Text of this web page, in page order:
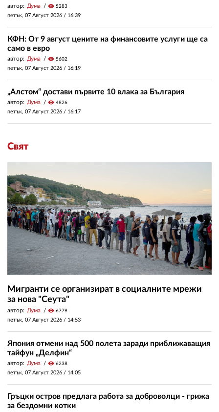
автор: Дума visibility 5283
петък, 07 Август 2026 / 16:39
КФН: От 9 август цените на финансовите услуги ще са
само в евро
автор: Дума visibility 5602
петък, 07 Август 2026 / 16:19
„Алстом“ достави първите 10 влака за България
автор: Дума visibility 4826
петък, 07 Август 2026 / 16:17
Свят
Мигранти се организират в социалните мрежи
за нова "Сеута"
автор: Дума visibility 6779
петък, 07 Август 2026 / 14:53
Япония отмени над 500 полета заради приближаващия
тайфун „Делфин“
автор: Дума visibility 6238
петък, 07 Август 2026 / 14:05
Гръцки остров предлага работа за доброволци - грижа
за бездомни котки